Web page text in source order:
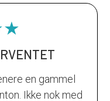
en gammel
Ikke nok med